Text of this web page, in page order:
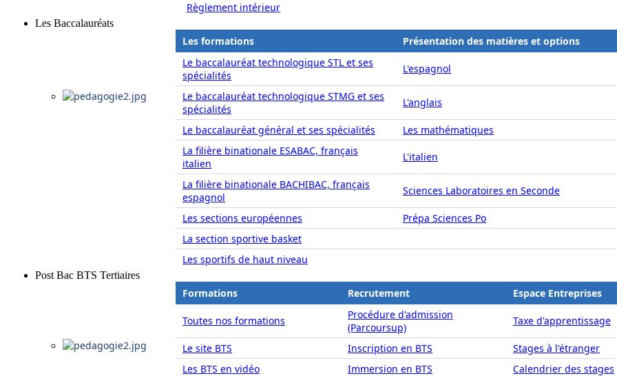
Règlement intérieur
Les Baccalauréats
Les formations Présentation des matières et options
Le baccalauréat technologique STL et ses
spécialités
L'espagnol
Le baccalauréat technologique STMG et ses
spécialités
L'anglais
Le baccalauréat général et ses spécialités
Les mathématiques
La filière binationale ESABAC, français
italien
L'italien
La filière binationale BACHIBAC, français
espagnol
Sciences Laboratoires en Seconde
Les sections européennes
Prépa Sciences Po
La section sportive basket
Les sportifs de haut niveau
Post Bac BTS Tertiaires
Formations Recrutement Espace Entreprises
Toutes nos formations
Procédure d'admission
(Parcoursup)
Taxe d'apprentissage
Le site BTS Inscription en BTS Stages à l'étranger
Les BTS en vidéo
Immersion en BTS
Calendrier des stages